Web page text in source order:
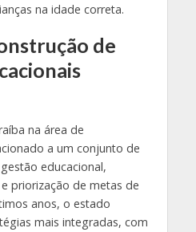
na idade correta.
de
na área de
a um conjunto de
educacional,
priorização de metas de
anos, o estado
mais integradas, com